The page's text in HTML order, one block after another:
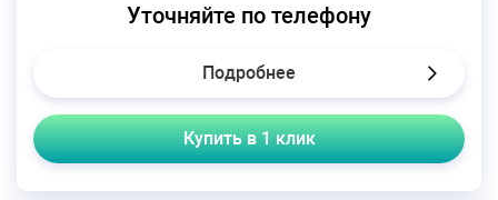
Уточняйте по телефону
Подробнее
Купить в 1 клик